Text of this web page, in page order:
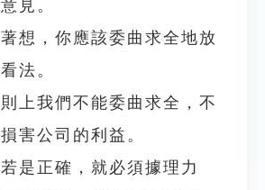
見。
想，你應該委曲求全地放
法。
上我們不能委曲求全，不
害公司的利益。
是正確，就必須據理力